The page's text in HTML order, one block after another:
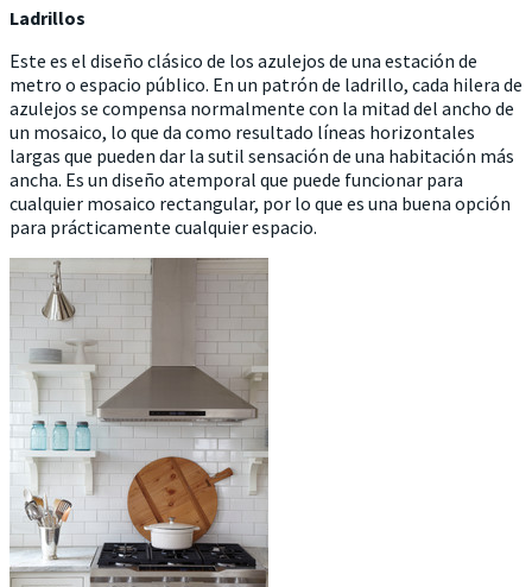
Ladrillos
Este es el diseño clásico de los azulejos de una estación de
metro o espacio público. En un patrón de ladrillo, cada hilera de
azulejos se compensa normalmente con la mitad del ancho de
un mosaico, lo que da como resultado líneas horizontales
largas que pueden dar la sutil sensación de una habitación más
ancha. Es un diseño atemporal que puede funcionar para
cualquier mosaico rectangular, por lo que es una buena opción
para prácticamente cualquier espacio.